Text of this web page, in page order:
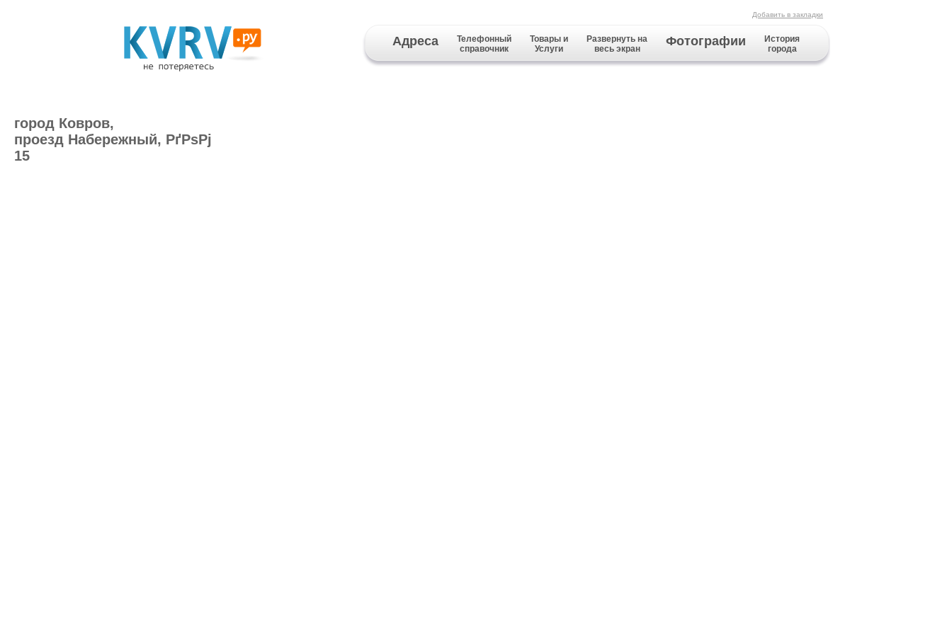
Добавить в закладки
Адреса
Телефонный
справочник
Товары и
Услуги
Развернуть на
весь экран
Фотографии
История
города
город Ковров,
проезд Набережный, РґРѕРј
15